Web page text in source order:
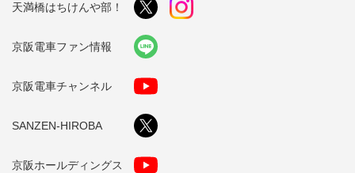
天満橋はちけんや部！
京阪電車ファン情報
京阪電車チャンネル
SANZEN-HIROBA
京阪ホールディングス